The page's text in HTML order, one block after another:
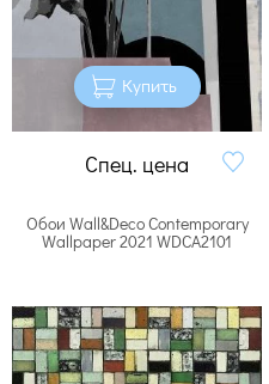
Купить
Спец. цена
Обои Wall&Deco Contemporary
Wallpaper 2021 WDCA2101